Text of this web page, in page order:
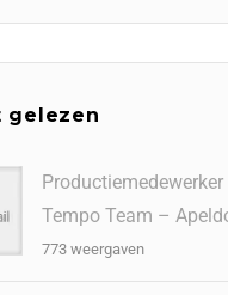
gelezen
Tempo Team –
773 weergaven